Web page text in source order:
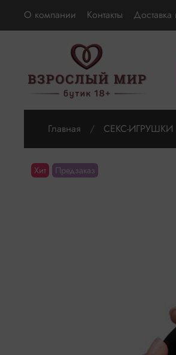
О компании Контакты Доставка
Главная СЕКС-ИГРУШКИ
Хит Предзаказ